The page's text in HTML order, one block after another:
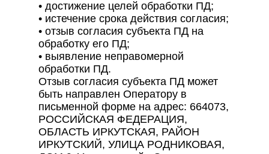
• достижение целей обработки ПД;
• истечение срока действия согласия;
• отзыв согласия субъекта ПД на
обработку его ПД;
• выявление неправомерной
обработки ПД.
Отзыв согласия субъекта ПД может
быть направлен Оператору в
письменной форме на адрес: 664073,
РОССИЙСКАЯ ФЕДЕРАЦИЯ,
ОБЛАСТЬ ИРКУТСКАЯ, РАЙОН
ИРКУТСКИЙ, УЛИЦА РОДНИКОВАЯ,